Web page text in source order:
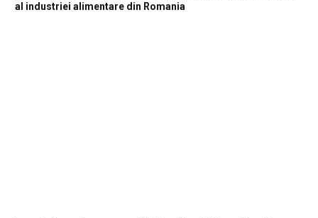
al industriei alimentare din Romania